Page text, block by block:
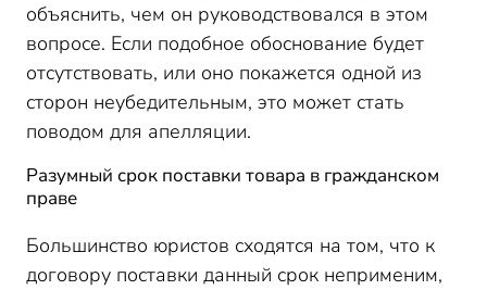
объяснить, чем он руководствовался в этом
вопросе. Если подобное обоснование будет
отсутствовать, или оно покажется одной из
сторон неубедительным, это может стать
поводом для апелляции.
Разумный срок поставки товара в гражданском
праве
Большинство юристов сходятся на том, что к
договору поставки данный срок неприменим,